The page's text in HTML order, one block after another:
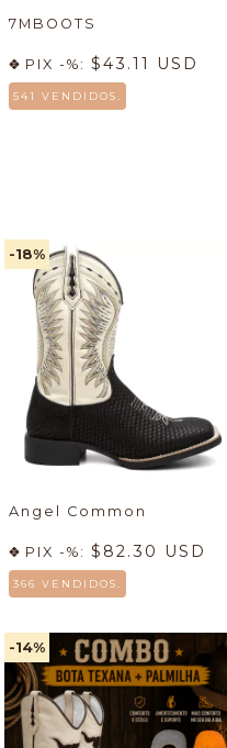
7MBOOTS
PIX -%: $43.11 USD
541 VENDIDOS.
-18%
Angel Common
PIX -%: $82.30 USD
366 VENDIDOS.
-14%